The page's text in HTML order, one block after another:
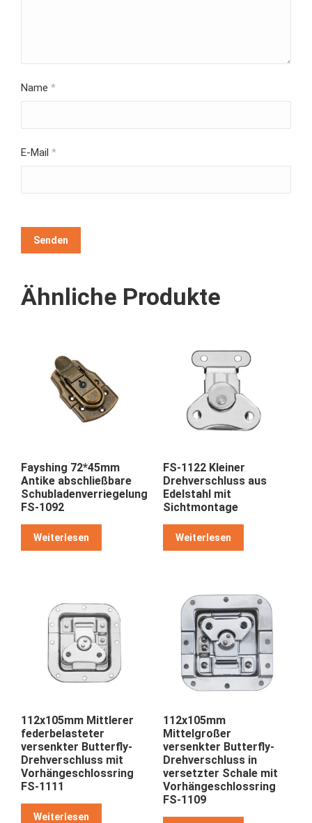
Name *
E-Mail *
Ähnliche Produkte
Fayshing 72*45mm
Antike abschließbare
Schubladenverriegelung
FS-1092
Weiterlesen
FS-1122 Kleiner
Drehverschluss aus
Edelstahl mit
Sichtmontage
Weiterlesen
112x105mm Mittlerer
federbelasteter
versenkter Butterfly-
Drehverschluss mit
Vorhängeschlossring
FS-1111
Weiterlesen
112x105mm
Mittelgroßer
versenkter Butterfly-
Drehverschluss in
versetzter Schale mit
Vorhängeschlossring
FS-1109